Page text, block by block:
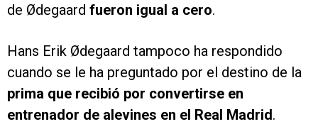
de Ødegaard fueron igual a cero.
Hans Erik Ødegaard tampoco ha respondido
cuando se le ha preguntado por el destino de la
prima que recibió por convertirse en
entrenador de alevines en el Real Madrid.